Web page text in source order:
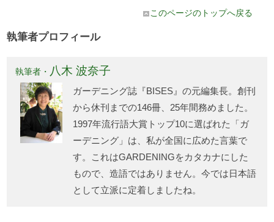
このページのトップへ戻る
執筆者プロフィール
執筆者・ 八木 波奈子
ガーデニング誌『BISES』の元編集長。創刊
から休刊までの146冊、25年間務めました。
1997年流行語大賞トップ10に選ばれた「ガ
ーデニング」は、私が全国に広めた言葉で
す。これはGARDENINGをカタカナにした
もので、造語ではありません。今では日本語
として立派に定着しましたね。